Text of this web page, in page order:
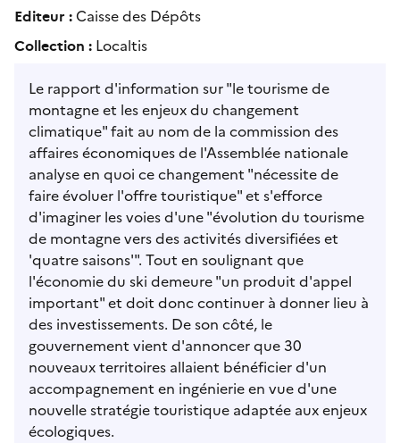
Editeur : Caisse des Dépôts
Collection : Localtis
Le rapport d'information sur "le tourisme de
montagne et les enjeux du changement
climatique" fait au nom de la commission des
affaires économiques de l'Assemblée nationale
analyse en quoi ce changement "nécessite de
faire évoluer l'offre touristique" et s'efforce
d'imaginer les voies d'une "évolution du tourisme
de montagne vers des activités diversifiées et
'quatre saisons'". Tout en soulignant que
l'économie du ski demeure "un produit d'appel
important" et doit donc continuer à donner lieu à
des investissements. De son côté, le
gouvernement vient d'annoncer que 30
nouveaux territoires allaient bénéficier d'un
accompagnement en ingénierie en vue d'une
nouvelle stratégie touristique adaptée aux enjeux
écologiques.